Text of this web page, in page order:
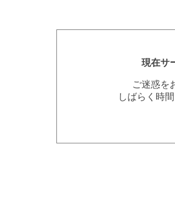
現在サ
ご迷惑を
しばらく時